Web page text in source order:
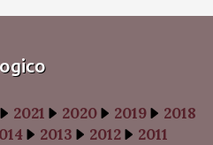
2021 2020 2019
2018
2013 2012
2011